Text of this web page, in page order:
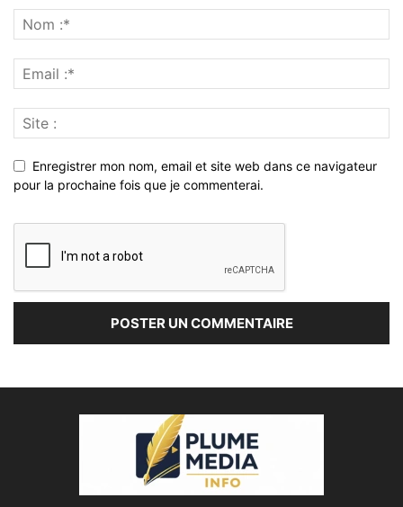
Enregistrer mon nom, email et site web dans ce navigateur
pour la prochaine fois que je commenterai.